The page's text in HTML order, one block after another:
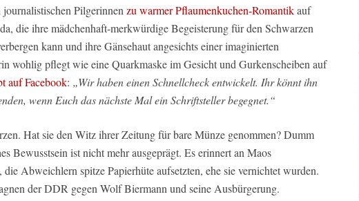
Pilgerinnen zu warmer Pflaumenkuchen-Romantikauf
die ihre mädchenhaft-merkwürdige Begeisterung für den Schwarzen
kann und ihre Gänsehaut angesichts einer imaginierten
wohlig pflegt wie eine Quarkmaske im Gesicht und Gurkenscheiben auf
auf Facebook: „Wir haben einen Schnellcheck entwickelt. Ihr könnt ihn
wenn Euch das nächste Mal ein Schriftsteller begegnet.“
Hat sie den Witz ihrer Zeitung für bare Münze genommen? Dumm
Bewusstsein ist nicht mehr ausgeprägt. Es erinnert an Maos
die Abweichlern spitze Papierhüte aufsetzten, ehe sie vernichtet wurden.
der DDR gegen Wolf Biermann und seine Ausbürgerung.